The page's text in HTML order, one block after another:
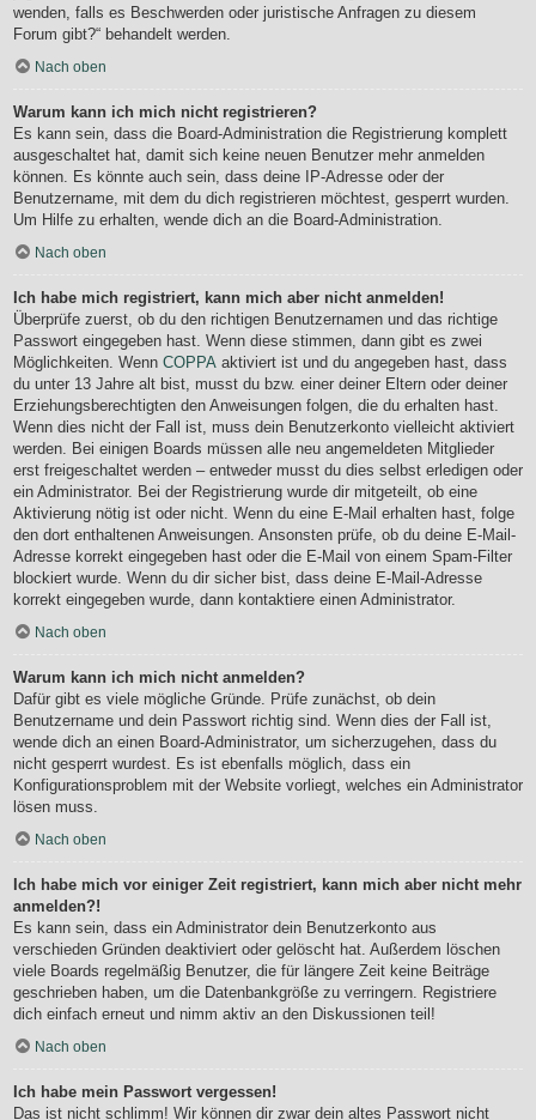
wenden, falls es Beschwerden oder juristische Anfragen zu diesem
Forum gibt?“ behandelt werden.
Nach oben
Warum kann ich mich nicht registrieren?
Es kann sein, dass die Board-Administration die Registrierung komplett
ausgeschaltet hat, damit sich keine neuen Benutzer mehr anmelden
können. Es könnte auch sein, dass deine IP-Adresse oder der
Benutzername, mit dem du dich registrieren möchtest, gesperrt wurden.
Um Hilfe zu erhalten, wende dich an die Board-Administration.
Nach oben
Ich habe mich registriert, kann mich aber nicht anmelden!
Überprüfe zuerst, ob du den richtigen Benutzernamen und das richtige
Passwort eingegeben hast. Wenn diese stimmen, dann gibt es zwei
Möglichkeiten. Wenn COPPA aktiviert ist und du angegeben hast, dass
du unter 13 Jahre alt bist, musst du bzw. einer deiner Eltern oder deiner
Erziehungsberechtigten den Anweisungen folgen, die du erhalten hast.
Wenn dies nicht der Fall ist, muss dein Benutzerkonto vielleicht aktiviert
werden. Bei einigen Boards müssen alle neu angemeldeten Mitglieder
erst freigeschaltet werden – entweder musst du dies selbst erledigen oder
ein Administrator. Bei der Registrierung wurde dir mitgeteilt, ob eine
Aktivierung nötig ist oder nicht. Wenn du eine E-Mail erhalten hast, folge
den dort enthaltenen Anweisungen. Ansonsten prüfe, ob du deine E-Mail-
Adresse korrekt eingegeben hast oder die E-Mail von einem Spam-Filter
blockiert wurde. Wenn du dir sicher bist, dass deine E-Mail-Adresse
korrekt eingegeben wurde, dann kontaktiere einen Administrator.
Nach oben
Warum kann ich mich nicht anmelden?
Dafür gibt es viele mögliche Gründe. Prüfe zunächst, ob dein
Benutzername und dein Passwort richtig sind. Wenn dies der Fall ist,
wende dich an einen Board-Administrator, um sicherzugehen, dass du
nicht gesperrt wurdest. Es ist ebenfalls möglich, dass ein
Konfigurationsproblem mit der Website vorliegt, welches ein Administrator
lösen muss.
Nach oben
Ich habe mich vor einiger Zeit registriert, kann mich aber nicht mehr
anmelden?!
Es kann sein, dass ein Administrator dein Benutzerkonto aus
verschieden Gründen deaktiviert oder gelöscht hat. Außerdem löschen
viele Boards regelmäßig Benutzer, die für längere Zeit keine Beiträge
geschrieben haben, um die Datenbankgröße zu verringern. Registriere
dich einfach erneut und nimm aktiv an den Diskussionen teil!
Nach oben
Ich habe mein Passwort vergessen!
Das ist nicht schlimm! Wir können dir zwar dein altes Passwort nicht